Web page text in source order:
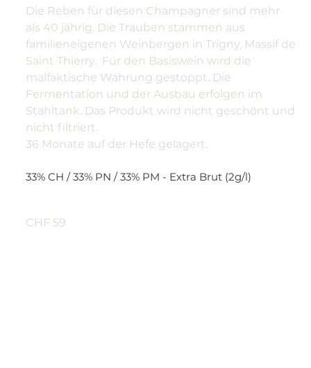
Die Reben für diesen Champagner sind mehr
als 40 jährig. Die Trauben stammen aus
familieneigenen Weinbergen in Trigny, Massif de
Saint Thierry. Für den Basiswein wird die
malfaktische Währung gestoppt. Die
Fermentation und der Ausbau erfolgen im
Stahltank. Das Produkt wird nicht geschönt und
nicht filtriert.
36 Monate auf der Hefe gelagert.
33% CH / 33% PN / 33% PM - Extra Brut (2g/l)
CHF 59